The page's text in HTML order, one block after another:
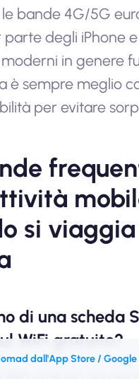
bande 4G/5G
degli iPhone
in genere
è sempre meglio
per evitare
si
di una scheda
WiFi gratuito?
dall'App Store / Google